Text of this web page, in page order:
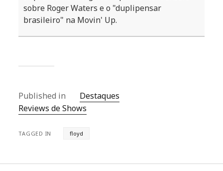
sobre Roger Waters e o "duplipensar
brasileiro" na Movin' Up.
Published in
Destaques
Reviews de Shows
TAGGED IN floyd